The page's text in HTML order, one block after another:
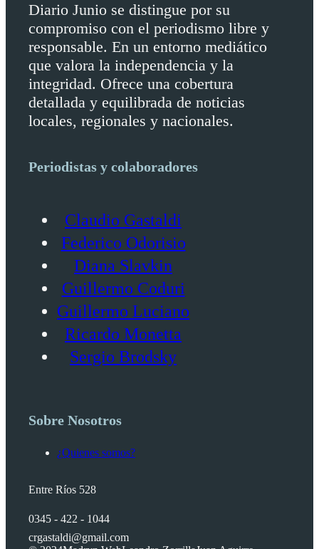
Diario Junio se distingue por su
compromiso con el periodismo libre y
responsable. En un entorno mediático
que valora la independencia y la
integridad. Ofrece una cobertura
detallada y equilibrada de noticias
locales, regionales y nacionales.
Periodistas y colaboradores
Claudio Gastaldi
Federico Odorisio
Diana Slavkin
Guillermo Coduri
Guillermo Luciano
Ricardo Monetta
Sergio Brodsky
Sobre Nosotros
¿Quienes somos?
Entre Ríos 528
0345 - 422 - 1044
crgastaldi@gmail.com